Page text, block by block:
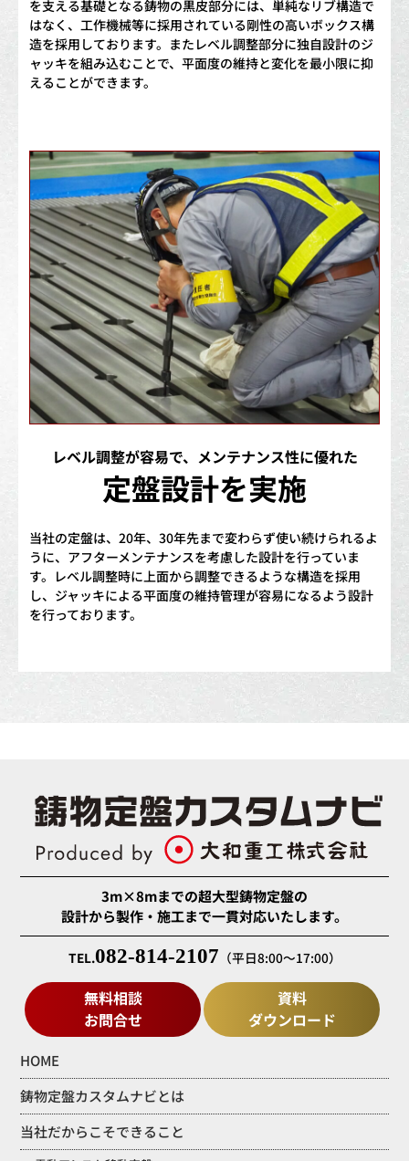
を支える基礎となる鋳物の黒皮部分には、単純なリブ構造で
はなく、工作機械等に採用されている剛性の高いボックス構
造を採用しております。またレベル調整部分に独自設計のジ
ャッキを組み込むことで、平面度の維持と変化を最小限に抑
えることができます。
レベル調整が容易で、メンテナンス性に優れた
定盤設計を実施
当社の定盤は、20年、30年先まで変わらず使い続けられるよ
うに、アフターメンテナンスを考慮した設計を行っていま
す。レベル調整時に上面から調整できるような構造を採用
し、ジャッキによる平面度の維持管理が容易になるよう設計
を行っております。
3m×8mまでの超大型鋳物定盤の
設計から製作・施工まで一貫対応いたします。
TEL.082-814-2107 （平日8:00～17:00）
無料相談
お問合せ
資料
ダウンロード
HOME
鋳物定盤カスタムナビとは
当社だからこそできること